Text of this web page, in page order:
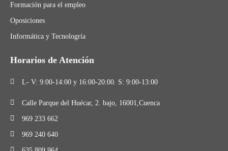
Formación para el empleo
Oposiciones
Informática y Tecnologría
Horarios de Atención
L- V: 9:00-14:00 y 16:00-20:00. S: 9:00-13:00
Calle Parque del Huécar, 2. bajo, 16001,Cuenca
969 233 662
969 240 640